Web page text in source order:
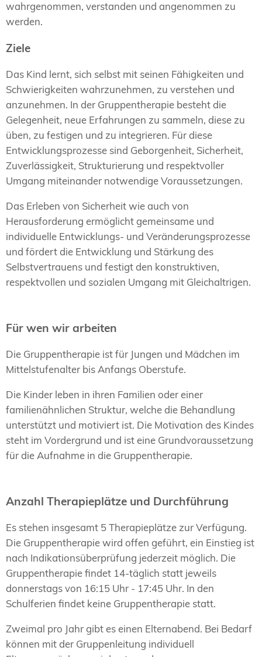
wahrgenommen, verstanden und angenommen zu
werden.
Ziele
Das Kind lernt, sich selbst mit seinen Fähigkeiten und
Schwierigkeiten wahrzunehmen, zu verstehen und
anzunehmen. In der Gruppentherapie besteht die
Gelegenheit, neue Erfahrungen zu sammeln, diese zu
üben, zu festigen und zu integrieren. Für diese
Entwicklungsprozesse sind Geborgenheit, Sicherheit,
Zuverlässigkeit, Strukturierung und respektvoller
Umgang miteinander notwendige Voraussetzungen.
Das Erleben von Sicherheit wie auch von
Herausforderung ermöglicht gemeinsame und
individuelle Entwicklungs- und Veränderungsprozesse
und fördert die Entwicklung und Stärkung des
Selbstvertrauens und festigt den konstruktiven,
respektvollen und sozialen Umgang mit Gleichaltrigen.
Für wen wir arbeiten
Die Gruppentherapie ist für Jungen und Mädchen im
Mittelstufenalter bis Anfangs Oberstufe.
Die Kinder leben in ihren Familien oder einer
familienähnlichen Struktur, welche die Behandlung
unterstützt und motiviert ist. Die Motivation des Kindes
steht im Vordergrund und ist eine Grundvoraussetzung
für die Aufnahme in die Gruppentherapie.
Anzahl Therapieplätze und Durchführung
Es stehen insgesamt 5 Therapieplätze zur Verfügung.
Die Gruppentherapie wird offen geführt, ein Einstieg ist
nach Indikationsüberprüfung jederzeit möglich. Die
Gruppentherapie findet 14-täglich statt jeweils
donnerstags von 16:15 Uhr - 17:45 Uhr. In den
Schulferien findet keine Gruppentherapie statt.
Zweimal pro Jahr gibt es einen Elternabend. Bei Bedarf
können mit der Gruppenleitung individuell